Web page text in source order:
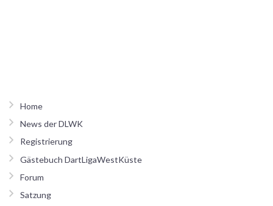
Home
News der DLWK
Registrierung
Gästebuch DartLigaWestKüste
Forum
Satzung